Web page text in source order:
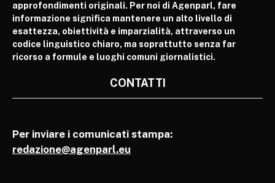
approfondimenti originali. Per noi di Agenparl, fare
informazione significa mantenere un alto livello di
esattezza, obiettività e imparzialità, attraverso un
codice linguistico chiaro, ma soprattutto senza far
ricorso a formule e luoghi comuni giornalistici.
CONTATTI
Per inviare i comunicati stampa:
redazione@agenparl.eu